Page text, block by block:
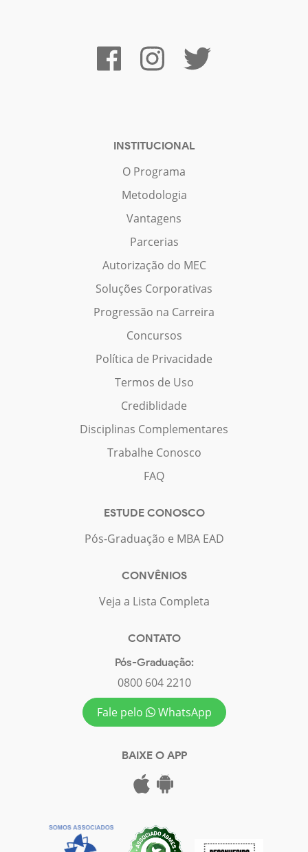
INSTITUCIONAL
O Programa
Metodologia
Vantagens
Parcerias
Autorização do MEC
Soluções Corporativas
Progressão na Carreira
Concursos
Política de Privacidade
Termos de Uso
Crediblidade
Disciplinas Complementares
Trabalhe Conosco
FAQ
ESTUDE CONOSCO
Pós-Graduação e MBA EAD
CONVÊNIOS
Veja a Lista Completa
CONTATO
Pós-Graduação:
0800 604 2210
Fale pelo
WhatsApp
BAIXE O APP